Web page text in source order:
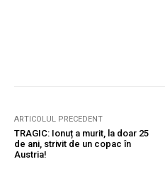
ARTICOLUL PRECEDENT
TRAGIC: Ionuț a murit, la doar 25
de ani, strivit de un copac în
Austria!